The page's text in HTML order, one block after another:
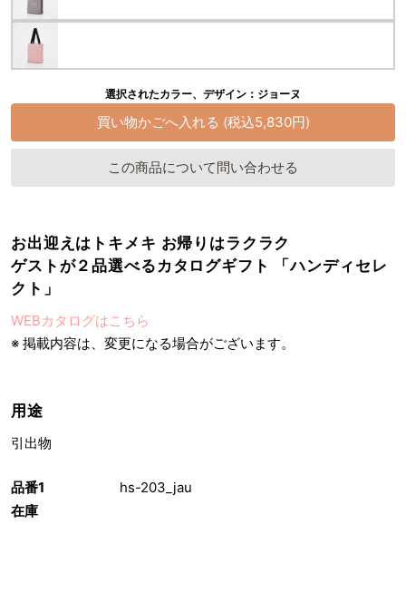
品番1
hs-203_jau
在庫
選択されたカラー、デザイン：ジョーヌ
この商品について問い合わせる
お出迎えはトキメキ お帰りはラクラク
ゲストが２品選べるカタログギフト 「ハンディセレ
クト」
WEBカタログはこちら
※ 掲載内容は、変更になる場合がございます。
用途
引出物